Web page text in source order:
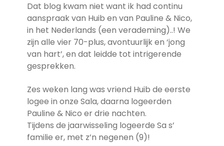
Dat blog kwam niet want ik had continu
aanspraak van Huib en van Pauline & Nico,
in het Nederlands (een verademing)..! We
zijn alle vier 70-plus, avontuurlijk en ‘jong
van hart’, en dat leidde tot intrigerende
gesprekken.
Zes weken lang was vriend Huib de eerste
logee in onze Sala, daarna logeerden
Pauline & Nico er drie nachten.
Tijdens de jaarwisseling logeerde Sa s’
familie er, met z’n negenen (9)!